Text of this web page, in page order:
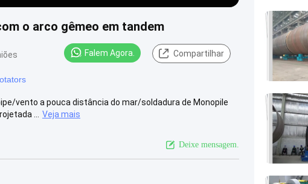
o arco gêmeo em tandem
Falem Agora. Compartilhar
vento a pouca distância do mar/soldadura de Monopile
...
Veja mais
Deixe mensagem.